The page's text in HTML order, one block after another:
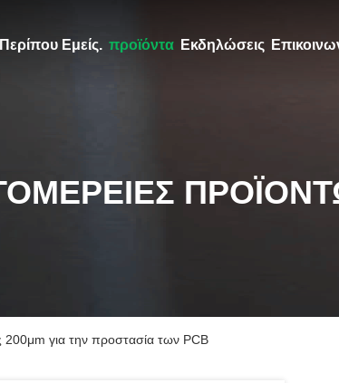
Περίπου Εμείς. προϊόντα Εκδηλώσεις
200μm για την προστασία των PCB